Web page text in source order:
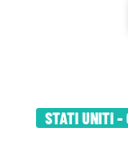
STATI UNITI -